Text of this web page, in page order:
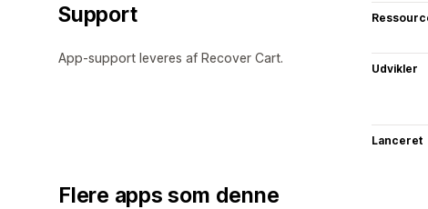
Support
App-support leveres af Recover Cart.
Udvikler
Lanceret
Flere apps som denne